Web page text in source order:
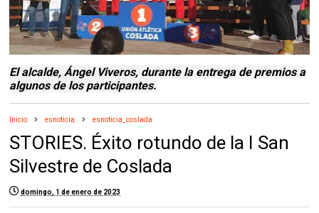
El alcalde, Ángel Viveros, durante la entrega de premios a
algunos de los participantes.
Inicio esnoticia esnoticia_coslada
STORIES. Éxito rotundo de la I San
Silvestre de Coslada
domingo, 1 de enero de 2023